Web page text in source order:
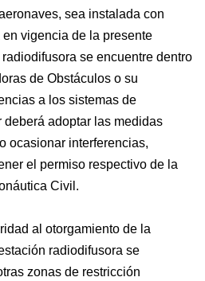
sea instalada con
vigencia de la presente
se encuentre dentro
de Obstáculos o su
a los sistemas de
adoptar las medidas
ocasionar interferencias,
el permiso respectivo de la
Civil.
al otorgamiento de la
radiodifusora se
zonas de restricción